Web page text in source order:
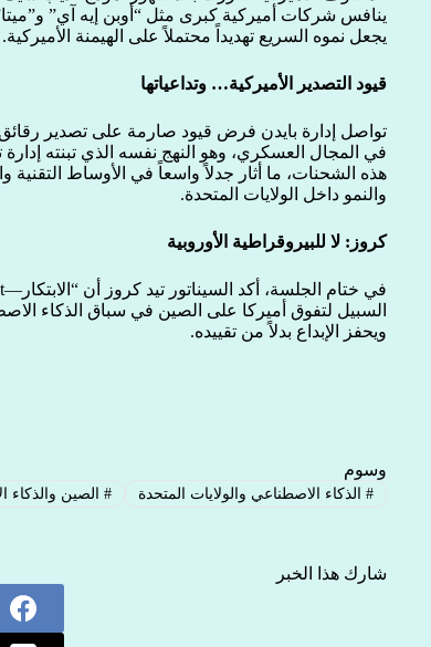
ينافس شركات أميركية كبرى مثل “أوبن إيه آي”
يجعل نموه السريع تهديداً محتملاً على الهيمنة الأميركية.
قيود التصدير الأميركية… وتداعياتها
تواصل إدارة بايدن فرض قيود صارمة على تصدير رقائق
في المجال العسكري، وهو النهج نفسه الذي تبنته
هذه الشحنات، ما أثار جدلاً واسعاً في الأوساط التقنية
والنمو داخل الولايات المتحدة.
كروز: لا للبيروقراطية الأوروبية
السبيل لتفوق أميركا على الصين في سباق الذكاء
ويحفز الإبداع بدلاً من تقييده.
وسوم
#الذكاء الاصطناعي والولايات المتحدة #الصين والذكاء
شارك هذا الخبر